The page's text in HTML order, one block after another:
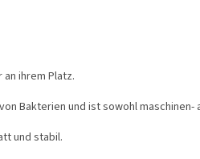
ihrem Platz.
Bakterien und ist sowohl
und stabil.